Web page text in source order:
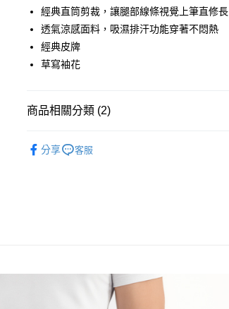
悠遊付
Google Pay
貨到付款
運送方式
免運費
離島宅配
經典直筒剪裁，讓腿部線條視覺上筆直修長
透氣涼感面料，吸濕排汗功能穿著不悶熱
經典皮牌
草寫袖花
商品相關分類 (2)
分享 客服